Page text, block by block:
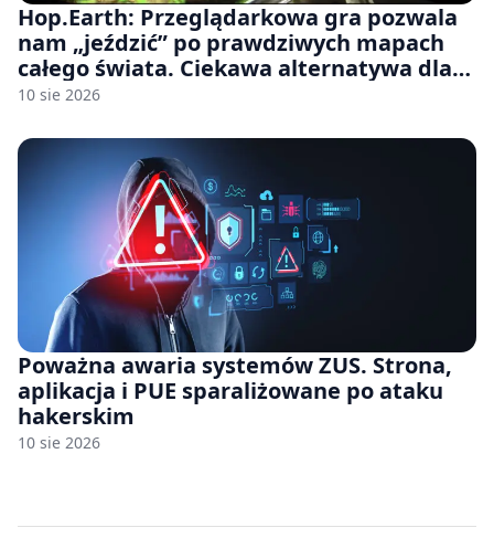
Hop.Earth: Przeglądarkowa gra pozwala
nam „jeździć” po prawdziwych mapach
całego świata. Ciekawa alternatywa dla
Google Street View
10 sie 2026
Poważna awaria systemów ZUS. Strona,
aplikacja i PUE sparaliżowane po ataku
hakerskim
10 sie 2026